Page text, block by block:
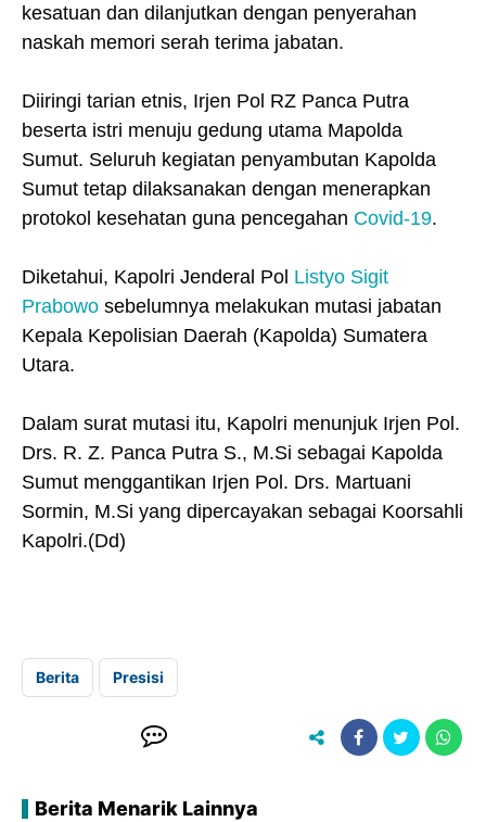
kesatuan dan dilanjutkan dengan penyerahan
naskah memori serah terima jabatan.
Diiringi tarian etnis, Irjen Pol RZ Panca Putra
beserta istri menuju gedung utama Mapolda
Sumut. Seluruh kegiatan penyambutan Kapolda
Sumut tetap dilaksanakan dengan menerapkan
protokol kesehatan guna pencegahan Covid-19.
Diketahui, Kapolri Jenderal Pol Listyo Sigit
Prabowo sebelumnya melakukan mutasi jabatan
Kepala Kepolisian Daerah (Kapolda) Sumatera
Utara.
Dalam surat mutasi itu, Kapolri menunjuk Irjen Pol.
Drs. R. Z. Panca Putra S., M.Si sebagai Kapolda
Sumut menggantikan Irjen Pol. Drs. Martuani
Sormin, M.Si yang dipercayakan sebagai Koorsahli
Kapolri.(Dd)
Berita Presisi
Berita Menarik Lainnya